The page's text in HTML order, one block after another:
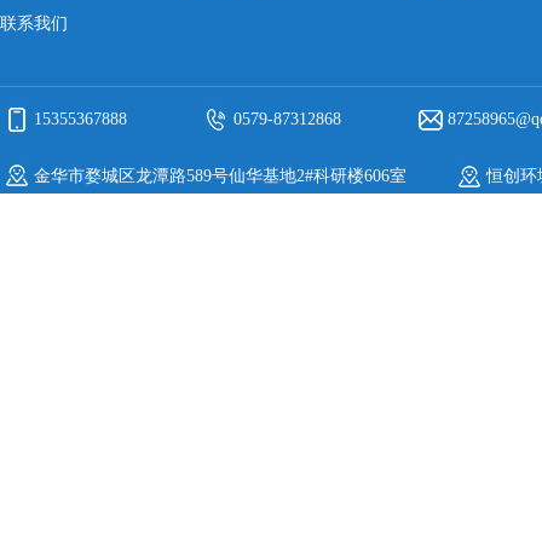
联系我们
15355367888 0579-87312868
金华市婺城区龙潭路589号仙华基地2#科研楼606室 恒创环